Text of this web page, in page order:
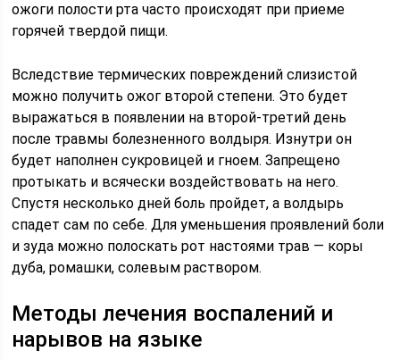
ожоги полости рта часто происходят при приеме
горячей твердой пищи.
Вследствие термических повреждений слизистой
можно получить ожог второй степени. Это будет
выражаться в появлении на второй-третий день
после травмы болезненного волдыря. Изнутри он
будет наполнен сукровицей и гноем. Запрещено
протыкать и всячески воздействовать на него.
Спустя несколько дней боль пройдет, а волдырь
спадет сам по себе. Для уменьшения проявлений боли
и зуда можно полоскать рот настоями трав — коры
дуба, ромашки, солевым раствором.
Методы лечения воспалений и
нарывов на языке